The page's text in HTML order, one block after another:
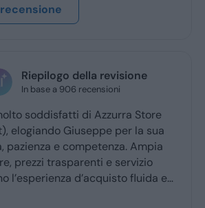
Riepilogo della revisione
In base a 906 recensioni
soddisfatti di Azzurra Store
elogiando Giuseppe per la sua
pazienza e competenza. Ampia
prezzi trasparenti e servizio
l’esperienza d’acquisto fluida e
maggior parte degli utenti.